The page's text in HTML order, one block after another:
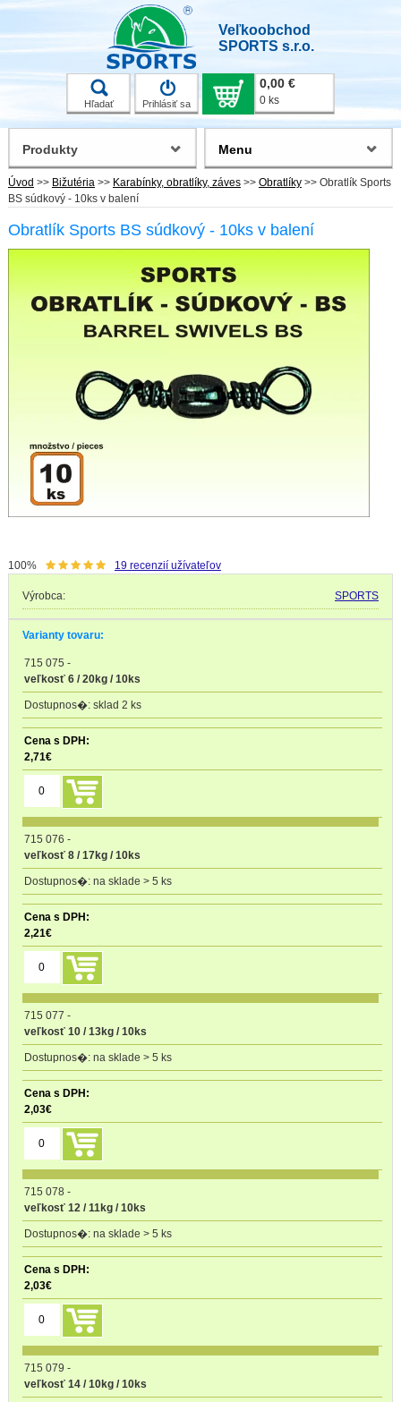
Veľkoobchod
SPORTS s.r.o.
Hľadať Prihlásiť sa
0,00 €
0 ks
Úvod >> Bižutéria >> Karabínky, obratlíky, záves >> Obratlíky >> Obratlík Sports
BS súdkový - 10ks v balení
Obratlík Sports BS súdkový - 10ks v balení
100% 19 recenzií užívateľov
Výrobca: SPORTS
Varianty tovaru:
715 075 -
veľkosť 6 / 20kg / 10ks
sklad 2 ks
2,71€
715 076 -
veľkosť 8 / 17kg / 10ks
na sklade > 5 ks
2,21€
715 077 -
veľkosť 10 / 13kg / 10ks
na sklade > 5 ks
2,03€
715 078-
veľkosť 12 / 11kg / 10ks
na sklade > 5 ks
2,03€
715 079 -
veľkosť 14 / 10kg / 10ks
Produkty Menu